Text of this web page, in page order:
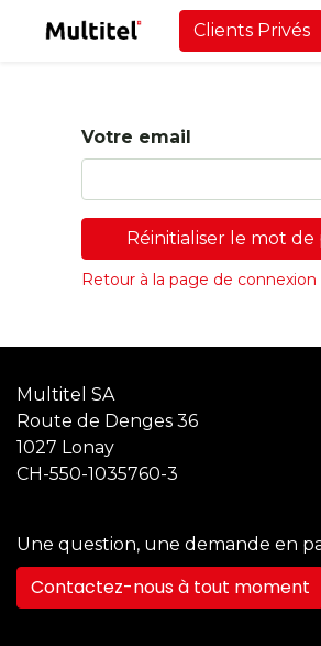
Clients Privés
Votre email
Réinitialiser le mot de
Retour à la page de connexion
Multitel SA
Route de Denges 36
1027 Lonay
CH-550-1035760-3
Une question, une demande en
Contactez-nous à tout moment